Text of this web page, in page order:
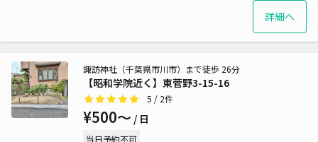
詳細へ
【昭和学院近く】東菅野3-15-16
諏訪神社（千葉県市川市）まで徒歩 26分
5 / 2件
¥500〜 / 日
当日予約不可